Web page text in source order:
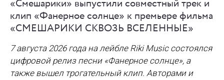
«Смешарики» выпустили совместный трек и
клип «Фанерное солнце» к премьере фильма
«СМЕШАРИКИ СКВОЗЬ ВСЕЛЕННЫЕ»
7 августа 2026 года на лейбле Riki Music состоялся
цифровой релиз песни «Фанерное солнце», а
также вышел трогательный клип. Авторами и